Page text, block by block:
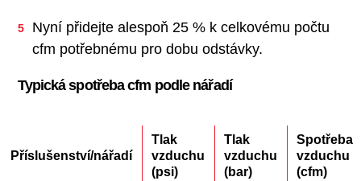
Nyní přidejte alespoň 25 % k celkovému počtu
cfm potřebnému pro dobu odstávky.
Typická spotřeba cfm podle nářadí
Příslušenství/nářadí
Tlak
vzduchu
(psi)
Tlak
vzduchu
(bar)
Spotřeba
vzduchu
(cfm)